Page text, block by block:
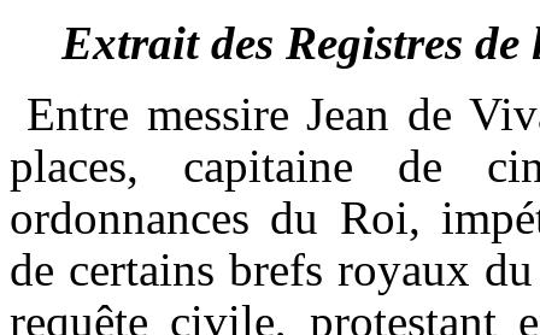
Extrait des Registres
Entre messire Jean de
places, capitaine de
ordonnances du Roi,
de certains brefs royaux
requête civile, protestant